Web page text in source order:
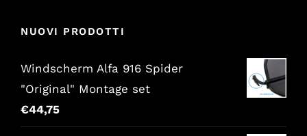
NUOVI PRODOTTI
Windscherm Alfa 916 Spider
"Original" Montage set
€44,75